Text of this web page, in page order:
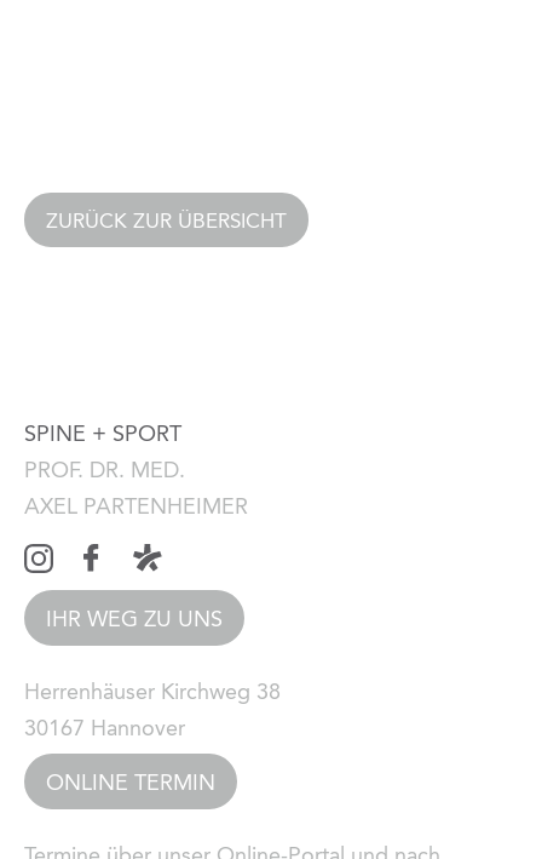
ZURÜCK ZUR ÜBERSICHT
SPINE + SPORT
PROF. DR. MED.
AXEL PARTENHEIMER
IHR WEG ZU UNS
Herrenhäuser Kirchweg 38
30167 Hannover
ONLINE TERMIN